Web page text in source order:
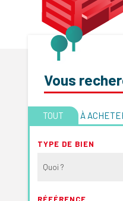
Vous
TOUT À
TYPE DE BIEN
Quoi ?